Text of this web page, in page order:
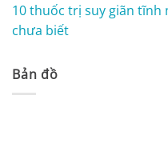
10 thuốc trị suy giãn tĩnh
chưa biết
Bản đồ